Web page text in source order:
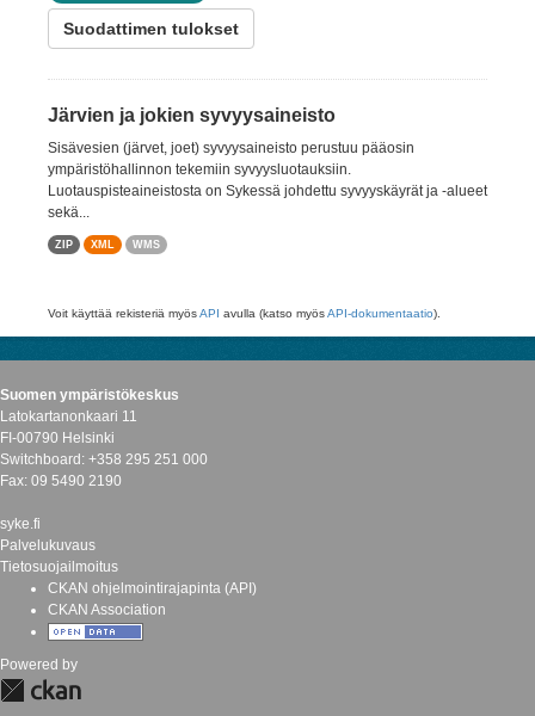
Suodattimen tulokset
Järvien ja jokien syvyysaineisto
Sisävesien (järvet, joet) syvyysaineisto perustuu pääosin
ympäristöhallinnon tekemiin syvyysluotauksiin.
Luotauspisteaineistosta on Sykessä johdettu syvyyskäyrät ja -alueet
sekä...
ZIP XML WMS
Voit käyttää rekisteriä myösAPI avulla (katso myösAPI-dokumentaatio).
Suomen ympäristökeskus
Latokartanonkaari 11
FI-00790 Helsinki
Switchboard: +358 295 251 000
Fax: 09 5490 2190
syke.fi
Palvelukuvaus
Tietosuojailmoitus
CKAN ohjelmointirajapinta (API)
CKAN Association
Powered by